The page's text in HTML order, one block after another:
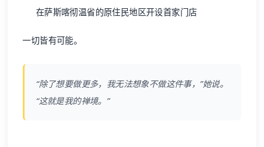
在萨斯喀彻温省的原住民地区开设首家门店
一切皆有可能。
“除了想要做更多，我无法想象不做这件事，”她说。
“这就是我的禅境。”